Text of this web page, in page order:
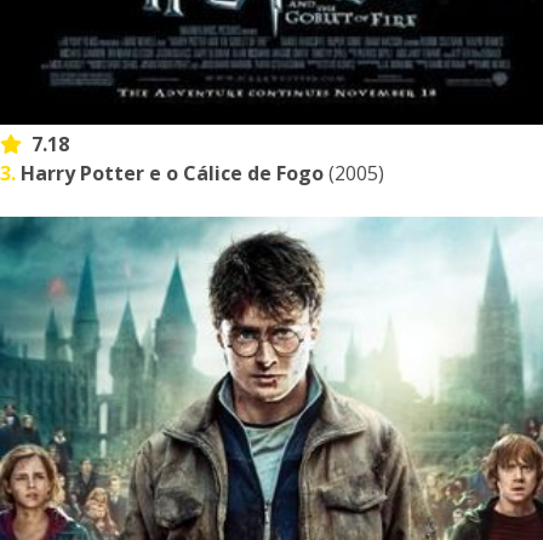
7.18
3. Harry Potter e o Cálice de Fogo(2005)